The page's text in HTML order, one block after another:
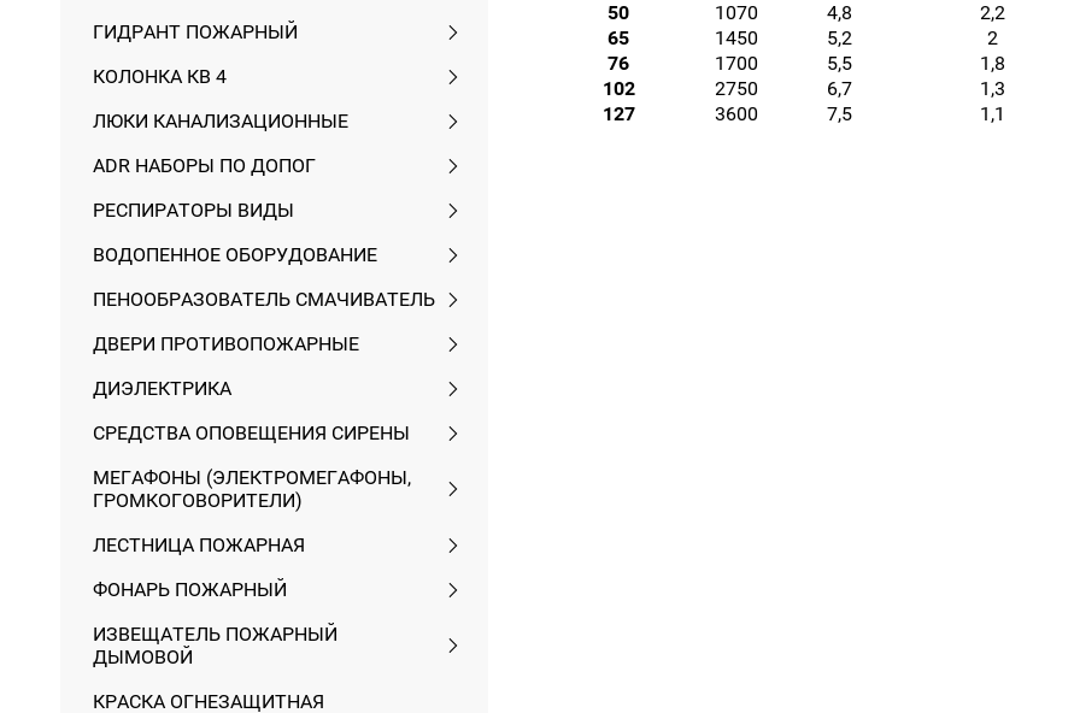
ГИДРАНТ ПОЖАРНЫЙ
КОЛОНКА КВ 4
ЛЮКИ КАНАЛИЗАЦИОННЫЕ
ADR НАБОРЫ ПО ДОПОГ
РЕСПИРАТОРЫ ВИДЫ
ВОДОПЕННОЕ ОБОРУДОВАНИЕ
ПЕНООБРАЗОВАТЕЛЬ СМАЧИВАТЕЛЬ
ДВЕРИ ПРОТИВОПОЖАРНЫЕ
ДИЭЛЕКТРИКА
СРЕДСТВА ОПОВЕЩЕНИЯ СИРЕНЫ
МЕГАФОНЫ (ЭЛЕКТРОМЕГАФОНЫ,
ГРОМКОГОВОРИТЕЛИ)
ЛЕСТНИЦА ПОЖАРНАЯ
ФОНАРЬ ПОЖАРНЫЙ
ИЗВЕЩАТЕЛЬ ПОЖАРНЫЙ
ДЫМОВОЙ
КРАСКА ОГНЕЗАЩИТНАЯ
50
1070 4,8
2,2
65
1450 5,2
2
76
1700 5,5
1,8
102
2750 6,7
1,3
127
3600 7,5 1,1